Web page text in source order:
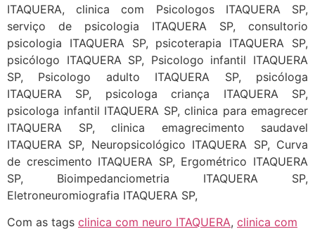
ITAQUERA, clinica com Psicologos ITAQUERA SP,
serviço de psicologia ITAQUERA SP, consultorio
psicologia ITAQUERA SP, psicoterapia ITAQUERA SP,
psicólogo ITAQUERA SP, Psicologo infantil ITAQUERA
SP, Psicologo adulto ITAQUERA SP, psicóloga
ITAQUERA SP, psicologa criança ITAQUERA SP,
psicologa infantil ITAQUERA SP, clinica para emagrecer
ITAQUERA SP, clinica emagrecimento saudavel
ITAQUERA SP, Neuropsicológico ITAQUERA SP, Curva
de crescimento ITAQUERA SP, Ergométrico ITAQUERA
SP, Bioimpedanciometria ITAQUERA SP,
Eletroneuromiografia ITAQUERA SP,
Com as tags clinica com neuro ITAQUERA, clinica com